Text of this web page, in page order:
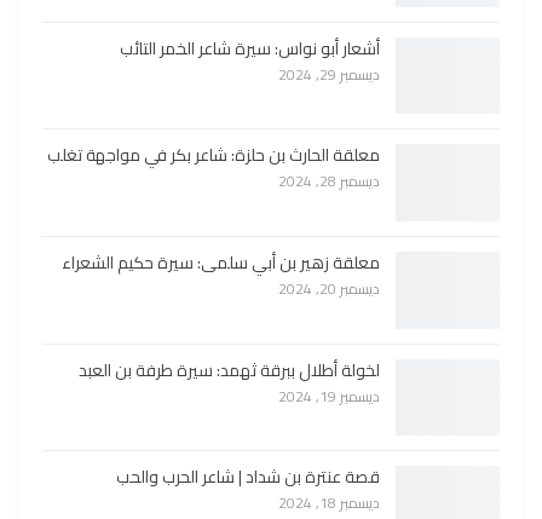
أشعار أبو نواس: سيرة شاعر الخمر التائب
ديسمبر 29, 2024
معلقة الحارث بن حلزة: شاعر بكر في مواجهة تغلب
ديسمبر 28, 2024
معلقة زهير بن أبي سلمى: سيرة حكيم الشعراء
ديسمبر 20, 2024
لخولة أطلال ببرقة ثهمد: سيرة طرفة بن العبد
ديسمبر 19, 2024
قصة عنترة بن شداد | شاعر الحرب والحب
ديسمبر 18, 2024